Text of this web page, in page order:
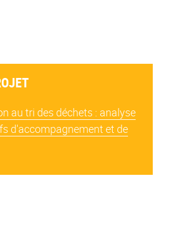
au tri des déchets : analyse
d'accompagnement et de